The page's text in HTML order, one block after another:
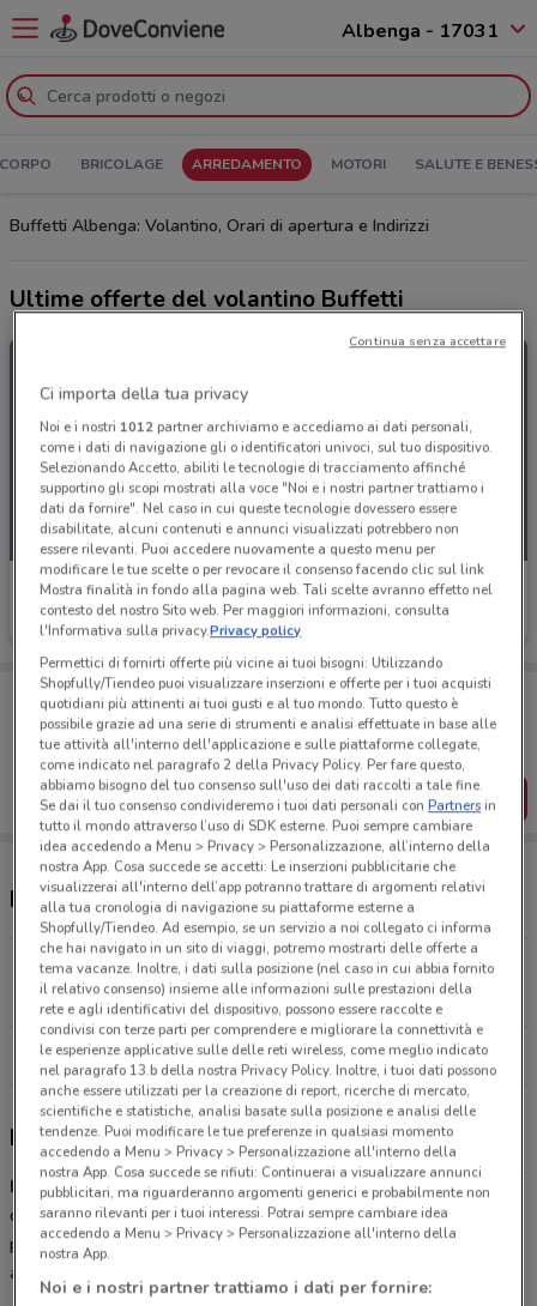
Albenga - 17031
BRICOLAGE ARREDAMENTO MOTORI SALUTE E
Buffetti Albenga: Volantino, Orari di apertura e Indirizzi
Ultime offerte del volantino Buffetti
Buffetti
Scade il 30/09
Porta DoveConviene sempre con te!
Puoi trovare le migliori offerte dei negozi vicino a te,
salvarle e creare la tua lista del risparmio, comodamente
dal tuo cellulare.
SCARICA L’APP
Negozi Buffetti a Albenga
Corso Europa, 6 B/C Loano
9.4 km
Tutti i negozi Buffetti
Buffetti, offerte e negozi
Buffettiè il rivenditore numero 1 in Italia per la vendita e la
distribuzione di forniture per il tuo ufficio, cancelleria, cartucce,
prodotti utili per archiviare i tuoi documenti, carta per fotocopie ed
altri accessori per la scuola.
Ci importa della tua privacy
Noi e i nostri 1012partner archiviamo e accediamo ai dati personali,
come i dati di navigazione gli o identificatori univoci, sul tuo dispositivo.
Selezionando Accetto, abiliti le tecnologie di tracciamento affinché
supportino gli scopi mostrati alla voce "Noi e i nostri partner trattiamo i
dati da fornire". Nel caso in cui queste tecnologie dovessero essere
disabilitate, alcuni contenuti e annunci visualizzati potrebbero non
essere rilevanti. Puoi accedere nuovamente a questo menu per
modificare le tue scelte o per revocare il consenso facendo clic sul link
Mostra finalità in fondo alla pagina web. Tali scelte avranno effetto nel
contesto del nostro Sito web. Per maggiori informazioni, consulta
l'Informativa sulla privacy.Privacy policy
Permettici di fornirti offerte più vicine ai tuoi bisogni: Utilizzando
Shopfully/Tiendeo puoi visualizzare inserzioni e offerte per i tuoi acquisti
quotidiani più attinenti ai tuoi gusti e al tuo mondo. Tutto questo è
possibile grazie ad una serie di strumenti e analisi effettuate in base alle
tue attività all'interno dell'applicazione e sulle piattaforme collegate,
come indicato nel paragrafo 2 della Privacy Policy. Per fare questo,
abbiamo bisogno del tuo consenso sull'uso dei dati raccolti a tale fine.
Se dai il tuo consenso condivideremo i tuoi dati personali conPartnersin
tutto il mondo attraverso l’uso di SDK esterne. Puoi sempre cambiare
idea accedendo a Menu > Privacy > Personalizzazione, all’interno della
nostra App. Cosa succede se accetti: Le inserzioni pubblicitarie che
visualizzerai all'interno dell’app potranno trattare di argomenti relativi
alla tua cronologia di navigazione su piattaforme esterne a
Shopfully/Tiendeo. Ad esempio, se un servizio a noi collegato ci informa
che hai navigato in un sito di viaggi, potremo mostrarti delle offerte a
tema vacanze. Inoltre, i dati sulla posizione (nel caso in cui abbia fornito
il relativo consenso) insieme alle informazioni sulle prestazioni della
rete e agli identificativi del dispositivo, possono essere raccolte e
condivisi con terze parti per comprendere e migliorare la connettività e
le esperienze applicative sulle delle reti wireless, come meglio indicato
nel paragrafo 13.b della nostra Privacy Policy. Inoltre, i tuoi dati possono
anche essere utilizzati per la creazione di report, ricerche di mercato,
scientifiche e statistiche, analisi basate sulla posizione e analisi delle
tendenze. Puoi modificare le tue preferenze in qualsiasi momento
accedendo a Menu > Privacy > Personalizzazione all'interno della
nostra App. Cosa succede se rifiuti: Continuerai a visualizzare annunci
pubblicitari, ma riguarderanno argomenti generici e probabilmente non
saranno rilevanti per i tuoi interessi. Potrai sempre cambiare idea
accedendo a Menu > Privacy > Personalizzazione all'interno della
nostra App.
Noi e i nostri partner trattiamo i dati per fornire:
Continua senza accettare